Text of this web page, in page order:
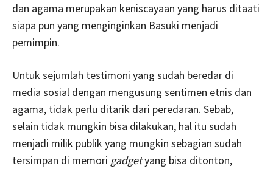
dan agama merupakan keniscayaan yang harus ditaati
siapa pun yang menginginkan Basuki menjadi
pemimpin.
Untuk sejumlah testimoni yang sudah beredar di
media sosial dengan mengusung sentimen etnis dan
agama, tidak perlu ditarik dari peredaran. Sebab,
selain tidak mungkin bisa dilakukan, hal itu sudah
menjadi milik publik yang mungkin sebagian sudah
tersimpan di memori gadgetyang bisa ditonton,